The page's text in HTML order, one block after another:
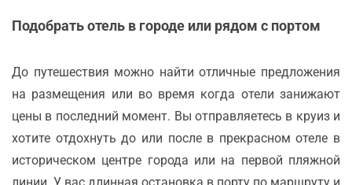
Подобрать отель в городе или рядом с портом
До путешествия можно найти отличные предложения
на размещения или во время когда отели занижают
цены в последний момент. Вы отправляетесь в круиз и
хотите отдохнуть до или после в прекрасном отеле в
историческом центре города или на первой пляжной